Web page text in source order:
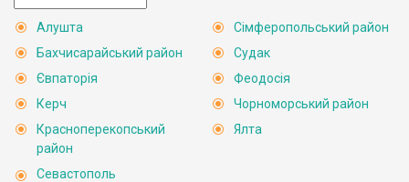
Алушта
Бахчисарайський район
Євпаторія
Керч
Красноперекопський
район
Севастополь
Сімферопольський район
Судак
Феодосія
Чорноморський район
Ялта